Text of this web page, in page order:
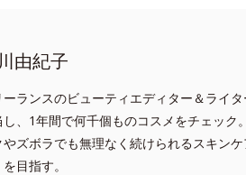
由紀子
ーランスのビューティエディター＆ライ
し、1年間で何千個ものコスメをチェック
やズボラでも無理なく続けられるスキン
目指す。